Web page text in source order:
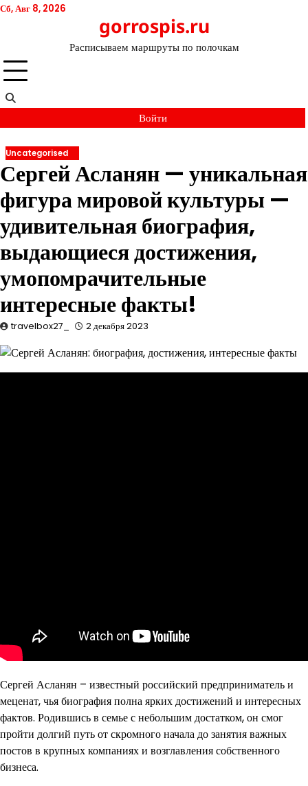
Перейти
Сб, Авг 8, 2026
gorrospis.ru
Расписываем маршруты по полочкам
Войти
Uncategorised
Сергей Асланян — уникальная
фигура мировой культуры —
удивительная биография,
выдающиеся достижения,
умопомрачительные
интересные факты!
travelbox27_ 2 декабря 2023
Сергей Асланян – известный российский предприниматель и
меценат, чья биография полна ярких достижений и интересных
фактов. Родившись в семье с небольшим достатком, он смог
пройти долгий путь от скромного начала до занятия важных
постов в крупных компаниях и возглавления собственного
бизнеса.